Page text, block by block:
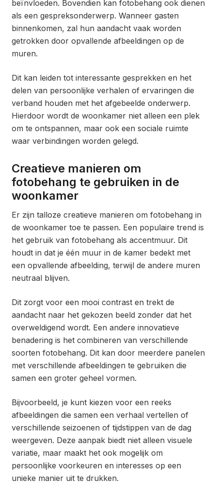
beïnvloeden. Bovendien kan fotobehang ook dienen
als een gespreksonderwerp. Wanneer gasten
binnenkomen, zal hun aandacht vaak worden
getrokken door opvallende afbeeldingen op de
muren.
Dit kan leiden tot interessante gesprekken en het
delen van persoonlijke verhalen of ervaringen die
verband houden met het afgebeelde onderwerp.
Hierdoor wordt de woonkamer niet alleen een plek
om te ontspannen, maar ook een sociale ruimte
waar verbindingen worden gelegd.
Creatieve manieren om
fotobehang te gebruiken in de
woonkamer
Er zijn talloze creatieve manieren om fotobehang in
de woonkamer toe te passen. Een populaire trend is
het gebruik van fotobehang als accentmuur. Dit
houdt in dat je één muur in de kamer bedekt met
een opvallende afbeelding, terwijl de andere muren
neutraal blijven.
Dit zorgt voor een mooi contrast en trekt de
aandacht naar het gekozen beeld zonder dat het
overweldigend wordt. Een andere innovatieve
benadering is het combineren van verschillende
soorten fotobehang. Dit kan door meerdere panelen
met verschillende afbeeldingen te gebruiken die
samen een groter geheel vormen.
Bijvoorbeeld, je kunt kiezen voor een reeks
afbeeldingen die samen een verhaal vertellen of
verschillende seizoenen of tijdstippen van de dag
weergeven. Deze aanpak biedt niet alleen visuele
variatie, maar maakt het ook mogelijk om
persoonlijke voorkeuren en interesses op een
unieke manier uit te drukken.